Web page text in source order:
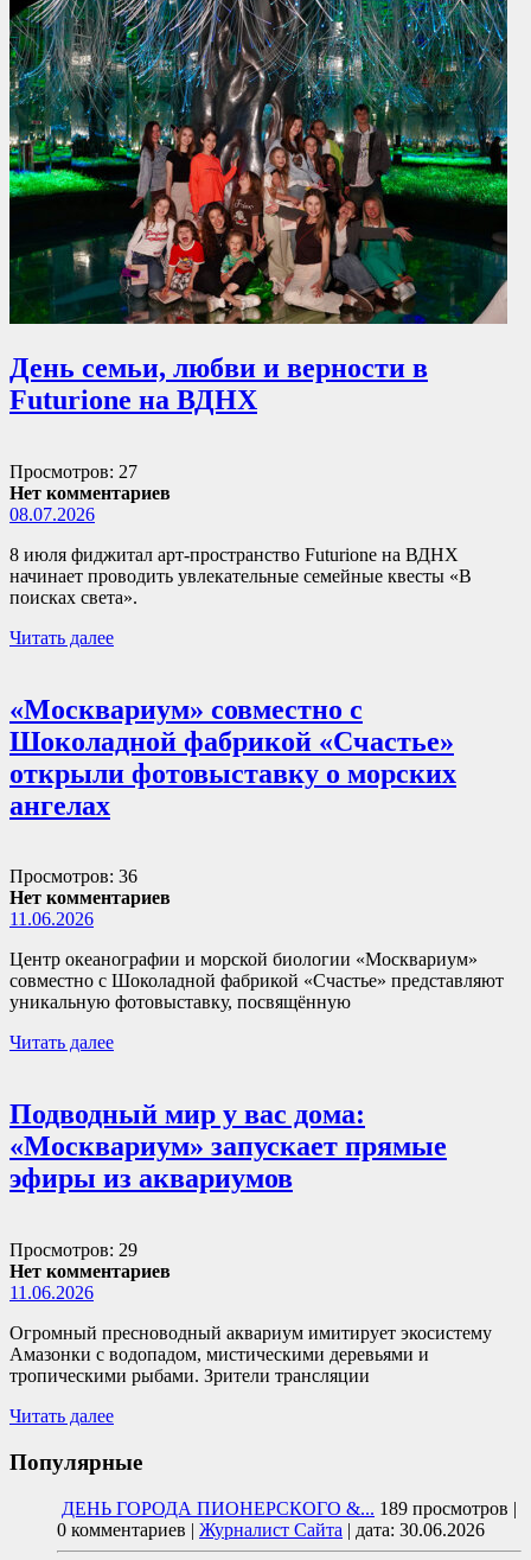
День семьи, любви и верности в
Futurione на ВДНХ
Просмотров: 27
Нет комментариев
08.07.2026
8 июля фиджитал арт-пространство Futurione на ВДНХ
начинает проводить увлекательные семейные квесты «В
поисках света».
Читать далее
«Москвариум» совместно с
Шоколадной фабрикой «Счастье»
открыли фотовыставку о морских
ангелах
Просмотров: 36
Нет комментариев
11.06.2026
Центр океанографии и морской биологии «Москвариум»
совместно с Шоколадной фабрикой «Счастье» представляют
уникальную фотовыставку, посвящённую
Читать далее
Подводный мир у вас дома:
«Москвариум» запускает прямые
эфиры из аквариумов
Просмотров: 29
Нет комментариев
11.06.2026
Огромный пресноводный аквариум имитирует экосистему
Амазонки с водопадом, мистическими деревьями и
тропическими рыбами. Зрители трансляции
Читать далее
Популярные
ДЕНЬ ГОРОДА ПИОНЕРСКОГО &... 189 просмотров |
0 комментариев | Журналист Сайта | дата: 30.06.2026